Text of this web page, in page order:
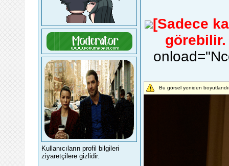
Kullanıcıların profil bilgileri
ziyaretçilere gizlidir.
[Sadece
Bu görsel yeniden